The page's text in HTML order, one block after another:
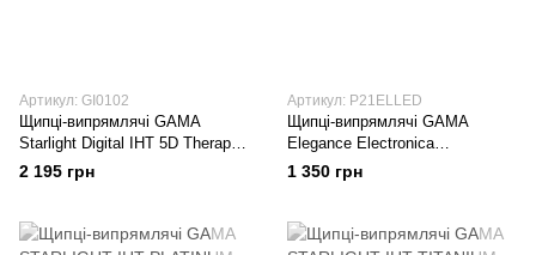
Артикул: GI0102
Щипці-випрямлячі GAMA
Starlight Digital IHT 5D Therapy
GI0102
2 195 грн
Артикул: P21ELLED
Щипці-випрямлячі GAMA
Elegance Electronica
P21.ELEGANCE.LED
1 350 грн